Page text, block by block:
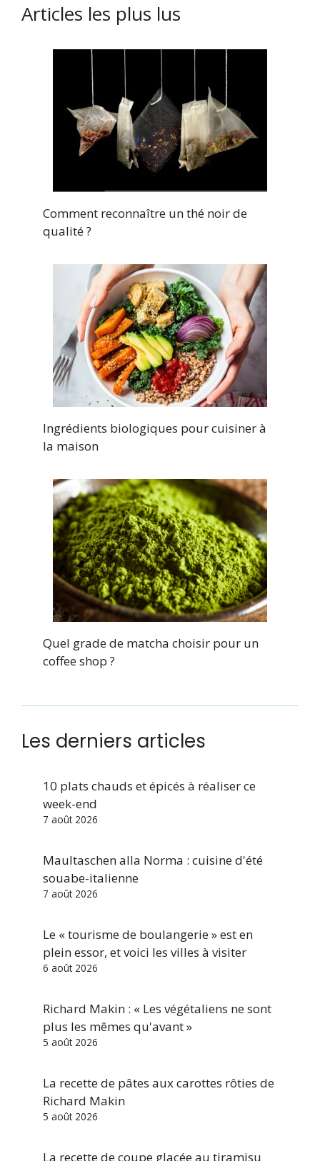
Articles les plus lus
Comment reconnaître un thé noir de
qualité ?
Ingrédients biologiques pour cuisiner à
la maison
Quel grade de matcha choisir pour un
coffee shop ?
Les derniers articles
10 plats chauds et épicés à réaliser ce
week-end
7 août 2026
Maultaschen alla Norma : cuisine d'été
souabe-italienne
7 août 2026
Le « tourisme de boulangerie » est en
plein essor, et voici les villes à visiter
6 août 2026
Richard Makin : « Les végétaliens ne sont
plus les mêmes qu'avant »
5 août 2026
La recette de pâtes aux carottes rôties de
Richard Makin
5 août 2026
La recette de coupe glacée au tiramisu